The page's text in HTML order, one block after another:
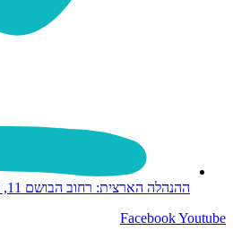
ההנהלה הארצית: רחוב הבושם 11, גילה ירושלים
FacebookYoutube